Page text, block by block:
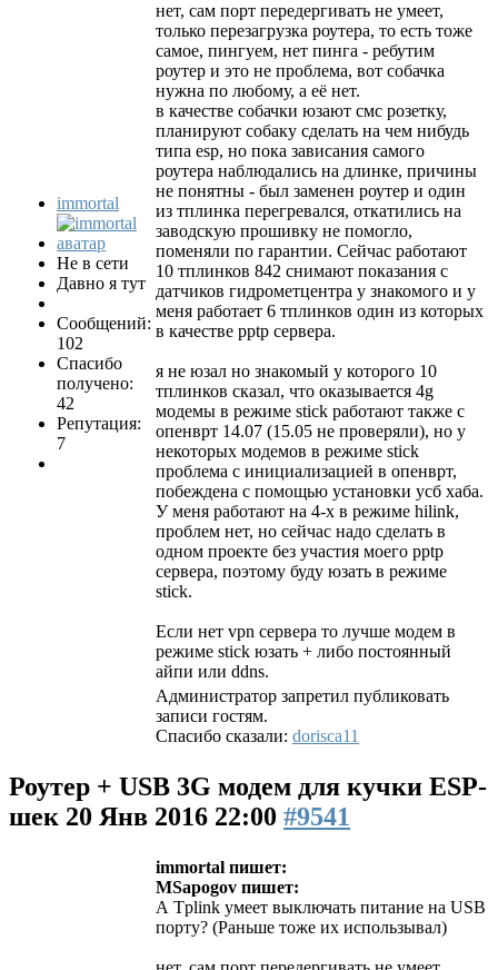
immortal
Не в сети
Давно я тут
Сообщений:
102
Спасибо
получено:
42
Репутация:
7
нет, сам порт передергивать не умеет,
только перезагрузка роутера, то есть тоже
самое, пингуем, нет пинга - ребутим
роутер и это не проблема, вот собачка
нужна по любому, а её нет.
в качестве собачки юзают смс розетку,
планируют собаку сделать на чем нибудь
типа esp, но пока зависания самого
роутера наблюдались на длинке, причины
не понятны - был заменен роутер и один
из тплинка перегревался, откатились на
заводскую прошивку не помогло,
поменяли по гарантии. Сейчас работают
10 тплинков 842 снимают показания с
датчиков гидрометцентра у знакомого и у
меня работает 6 тплинков один из которых
в качестве pptp сервера.
я не юзал но знакомый у которого 10
тплинков сказал, что оказывается 4g
модемы в режиме stick работают также с
опенврт 14.07 (15.05 не проверяли), но у
некоторых модемов в режиме stick
проблема с инициализацией в опенврт,
побеждена с помощью установки усб хаба.
У меня работают на 4-х в режиме hilink,
проблем нет, но сейчас надо сделать в
одном проекте без участия моего pptp
сервера, поэтому буду юзать в режиме
stick.
Если нет vpn сервера то лучше модем в
режиме stick юзать + либо постоянный
айпи или ddns.
Администратор запретил публиковать
записи гостям.
Спасибо сказали: dorisca11
Роутер + USB 3G модем для кучки ESP-
шек 20 Янв 2016 22:00 #9541
immortal пишет:
MSapogov пишет:
А Tplink умеет выключать питание на USB
порту? (Раньше тоже их использывал)